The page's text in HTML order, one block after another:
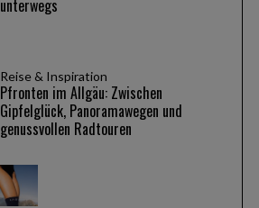
unterwegs
Reise & Inspiration
Pfronten im Allgäu: Zwischen
Gipfelglück, Panoramawegen und
genussvollen Radtouren